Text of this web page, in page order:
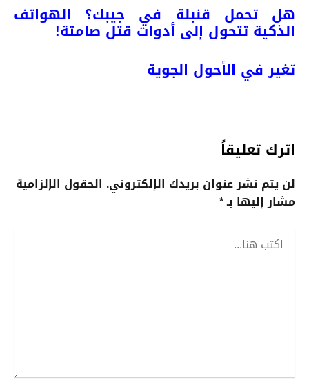
هل تحمل قنبلة في جيبك؟ الهواتف
الذكية تتحول إلى أدوات قتل صامتة!
تغير في الأحول الجوية
اترك تعليقاً
لن يتم نشر عنوان بريدك الإلكتروني. الحقول الإلزامية
مشار إليها بـ*
اكتب
هنا...